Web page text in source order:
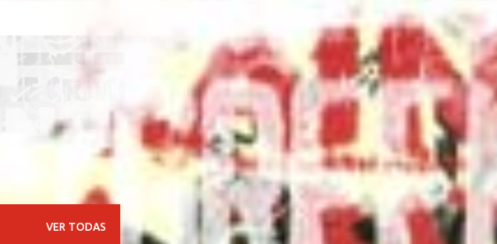
VER TODAS